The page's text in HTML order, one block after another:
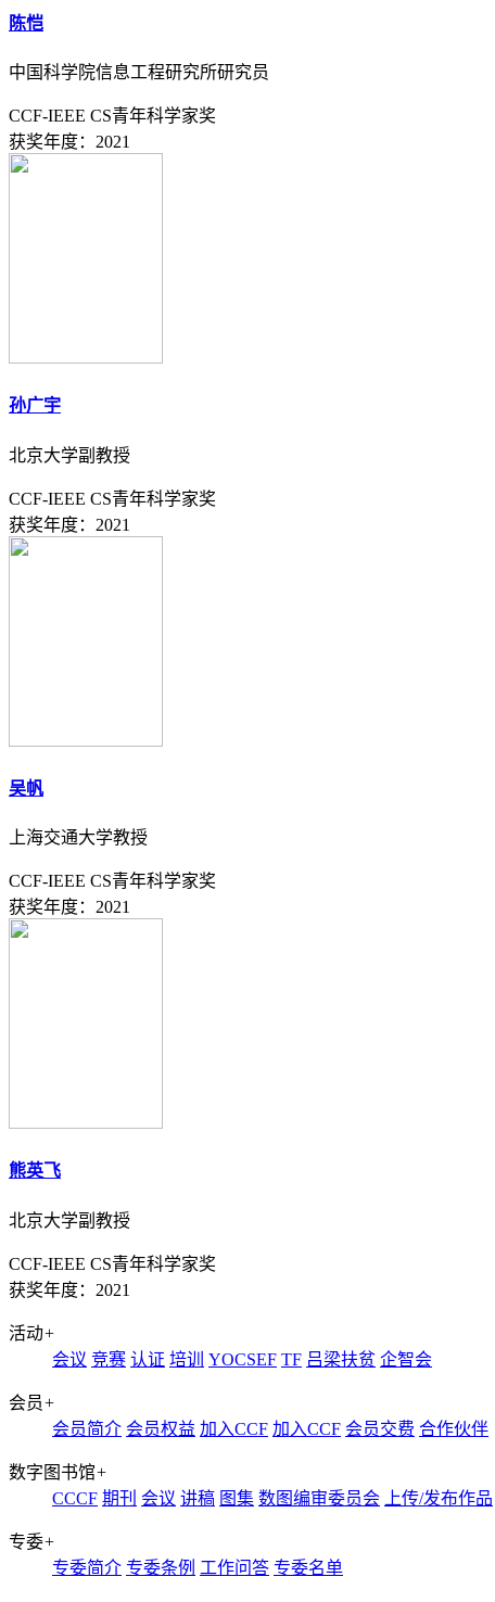
陈恺
中国科学院信息工程研究所研究员
CCF-IEEE CS青年科学家奖
获奖年度：2021
孙广宇
北京大学副教授
CCF-IEEE CS青年科学家奖
获奖年度：2021
吴帆
上海交通大学教授
CCF-IEEE CS青年科学家奖
获奖年度：2021
熊英飞
北京大学副教授
CCF-IEEE CS青年科学家奖
获奖年度：2021
活动+
会议 竞赛 认证 培训 YOCSEF TF 吕梁扶贫 企智会
会员+
会员简介 会员权益 加入CCF 加入CCF 会员交费 合作伙伴
数字图书馆+
CCCF 期刊 会议 讲稿 图集 数图编审委员会 上传/发布作品
专委+
专委简介 专委条例 工作问答 专委名单